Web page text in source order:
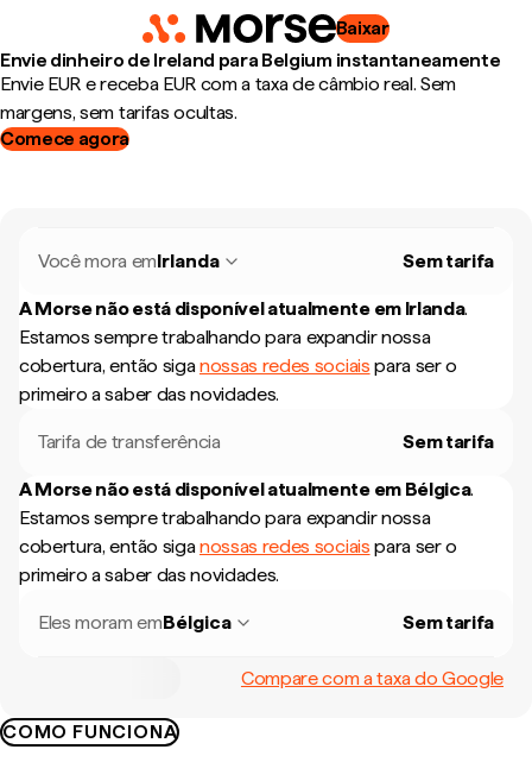
Baixar
Envie dinheiro de Ireland para Belgium instantaneamente
Envie EUR e receba EUR com a taxa de câmbio real. Sem
margens, sem tarifas ocultas.
Comece agora
Você mora emIrlanda Sem tarifa
A Morse não está disponível atualmente em Irlanda.
Estamos sempre trabalhando para expandir nossa
cobertura, então siganossas redes sociais para ser o
primeiro a saber das novidades.
Tarifa de transferência Sem tarifa
A Morse não está disponível atualmente em Bélgica.
Estamos sempre trabalhando para expandir nossa
cobertura, então siganossas redes sociais para ser o
primeiro a saber das novidades.
Eles moram emBélgica Sem tarifa
Compare com a taxa do Google
COMO FUNCIONA